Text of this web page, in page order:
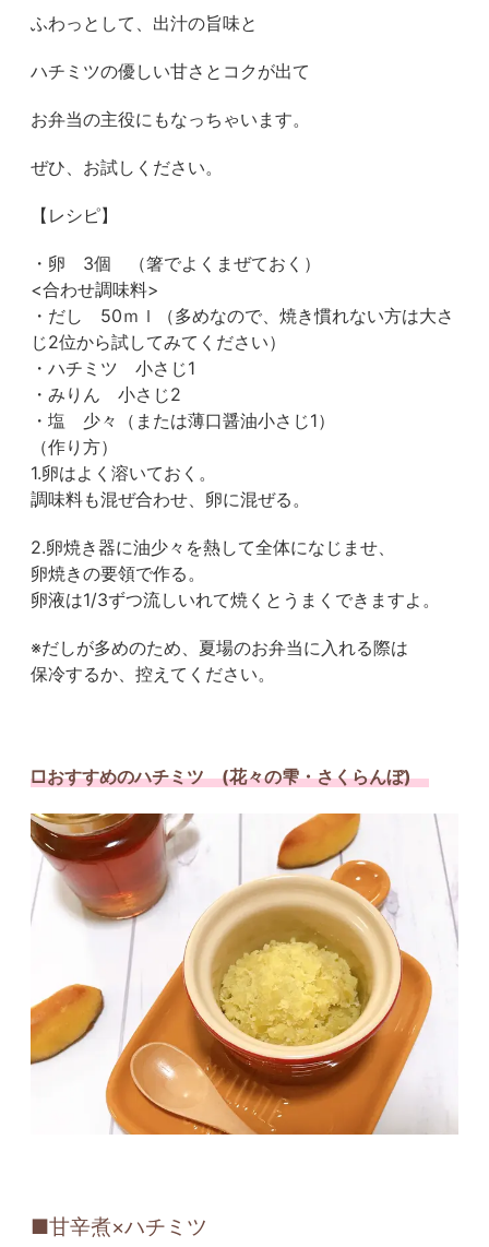
ふわっとして、出汁の旨味と
ハチミツの優しい甘さとコクが出て
お弁当の主役にもなっちゃいます。
ぜひ、お試しください。
【レシピ】
・卵 3個 （箸でよくまぜておく）
<合わせ調味料>
・だし 50ｍｌ（多めなので、焼き慣れない方は大さ
じ2位から試してみてください）
・ハチミツ 小さじ1
・みりん 小さじ2
・塩 少々（または薄口醤油小さじ1）
（作り方）
1.卵はよく溶いておく。
調味料も混ぜ合わせ、卵に混ぜる。
2.卵焼き器に油少々を熱して全体になじませ、
卵焼きの要領で作る。
卵液は1/3ずつ流しいれて焼くとうまくできますよ。
※だしが多めのため、夏場のお弁当に入れる際は
保冷するか、控えてください。
□おすすめのハチミツ (花々の雫・さくらんぼ)
■甘辛煮×ハチミツ